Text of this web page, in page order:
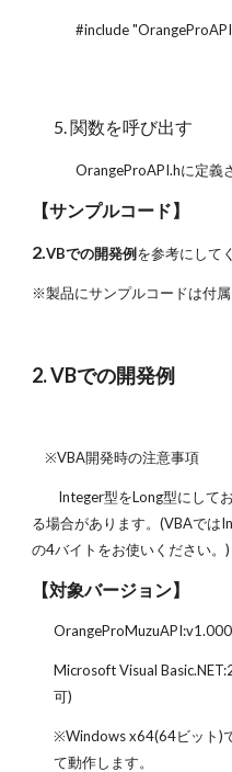
#include
5. 関数を呼び出す
OrangeProAPI.hに定義
【サンプルコード】
2.VBでの開発例を参考にして
※製品にサンプルコードは付属
2. VBでの開発例
※VBA開発時の注意事項
Integer型をLong型にしてお
る場合があります。(VBAでは
の4バイトをお使いください。)
【対象バージョン】
OrangeProMuzuAPI:v1.000
Microsoft Visual
可)
※Windows x64(64ビット)
て動作します。